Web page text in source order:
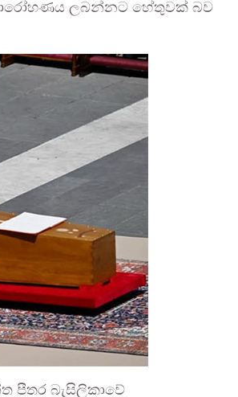
ලබන්නට හේතුවක් බව
පීතර බැසිලිකාවේ